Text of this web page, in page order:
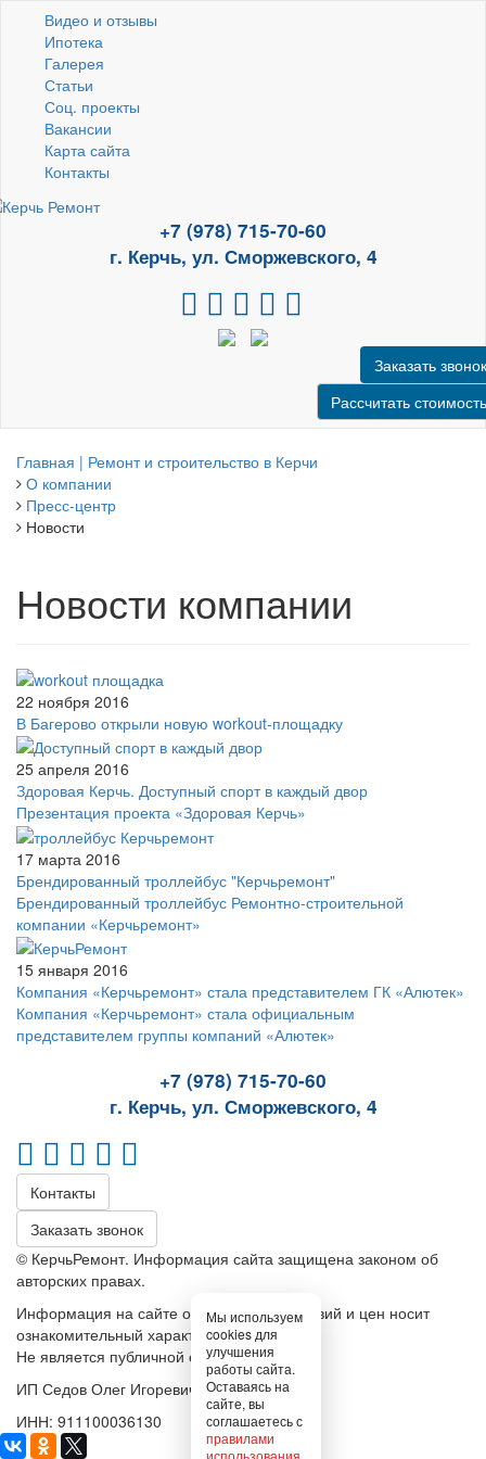
Видео и отзывы
Ипотека
Галерея
Статьи
Соц. проекты
Вакансии
Карта сайта
Контакты
+7 (978) 715-70-60
г. Керчь, ул. Сморжевского, 4
Заказать звонок
Рассчитать стоимость
Главная | Ремонт и строительство в Керчи
О компании
Пресс-центр
Новости
Новости компании
22 ноября 2016
В Багерово открыли новую workout-площадку
25 апреля 2016
Здоровая Керчь. Доступный спорт в каждый двор
Презентация проекта «Здоровая Керчь»
17 марта 2016
Брендированный троллейбус "Керчьремонт"
Брендированный троллейбус Ремонтно-строительной
компании «Керчьремонт»
15 января 2016
Компания «Керчьремонт» стала представителем ГК «Алютек»
Компания «Керчьремонт» стала официальным
представителем группы компаний «Алютек»
+7 (978) 715-70-60
г. Керчь, ул. Сморжевского, 4
Контакты
Заказать звонок
© КерчьРемонт. Информация сайта защищена законом об
авторских правах.
Информация на сайте относительно условий и цен носит
ознакомительный характер.
Не является публичной офертой
ИП Седов Олег Игоревич
ИНН: 911100036130
Мы используем
cookies для
улучшения
работы сайта.
Оставаясь на
сайте, вы
соглашаетесь с
правилами
использования